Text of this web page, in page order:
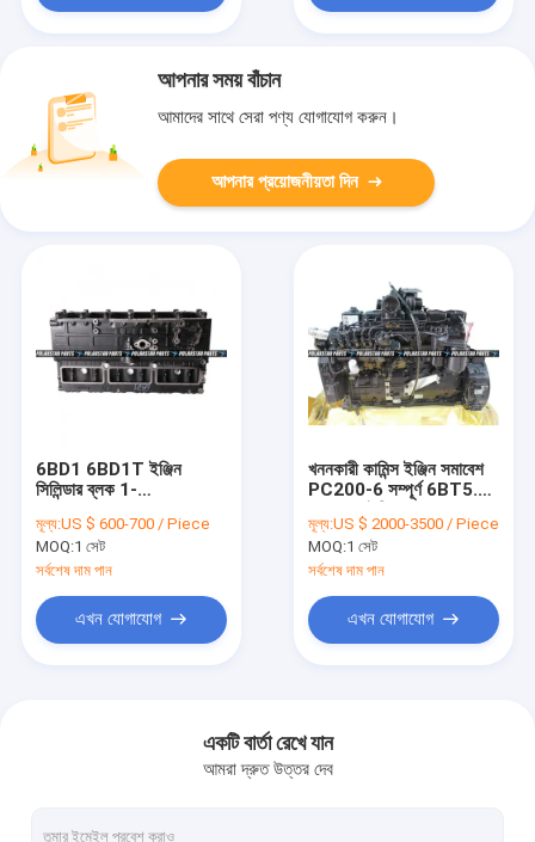
আপনার সময় বাঁচান
আমাদের সাথে সেরা পণ্য যোগাযোগ করুন।
আপনার প্রয়োজনীয়তা দিন
6BD1 6BD1T ইঞ্জিন
সিলিন্ডার ব্লক 1-
Sumitomo SH200-A1
মূল্য:US $ 600-700 / Piece
MOQ:1 সেট
সর্বশেষ দাম পান
এখন যোগাযোগ
খননকারী কামিন্স ইঞ্জিন সমাবেশ
PC200-6 সম্পূর্ণ 6BT5.9
মূল্য:US $ 2000-3500 / Piece
MOQ:1 সেট
সর্বশেষ দাম পান
এখন যোগাযোগ
একটি বার্তা রেখে যান
আমরা দ্রুত উত্তর দেব